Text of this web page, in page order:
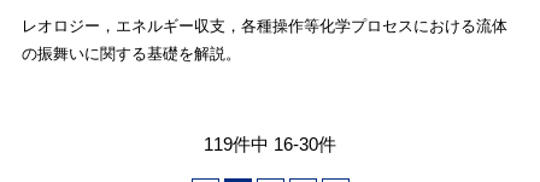
レオロジー，エネルギー収支，各種操作等化学プロセスにおける流体
の振舞いに関する基礎を解説。
119件中 16-30件